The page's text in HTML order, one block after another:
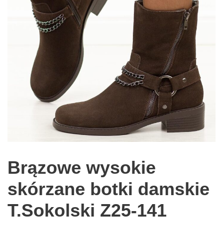
Brązowe wysokie
skórzane botki damskie
T.Sokolski Z25-141